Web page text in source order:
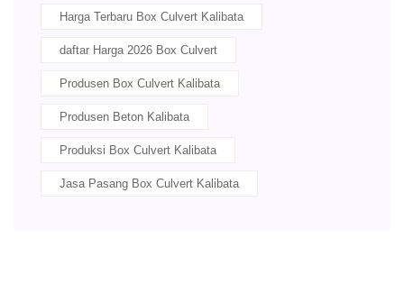
Harga Terbaru Box Culvert Kalibata
daftar Harga 2026 Box Culvert
Produsen Box Culvert Kalibata
Produsen Beton Kalibata
Produksi Box Culvert Kalibata
Jasa Pasang Box Culvert Kalibata